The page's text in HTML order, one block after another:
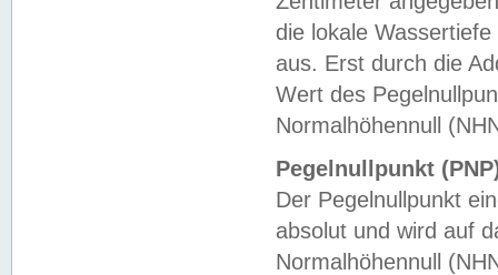
die lokale
aus. Erst durch die
Wert des
Normalhöhennull
Pegelnullpunkt
Der Pegelnullpunkt
absolut und wird auf
Normalhöhennull